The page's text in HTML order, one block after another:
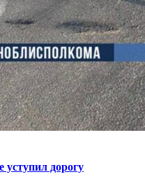
дорогу